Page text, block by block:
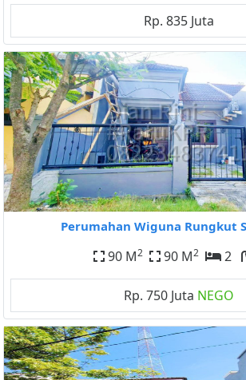
Rp. 835 Juta
Perumahan Wiguna Rungkut
90 M2 90 M2 2
Rp. 750 Juta NEGO